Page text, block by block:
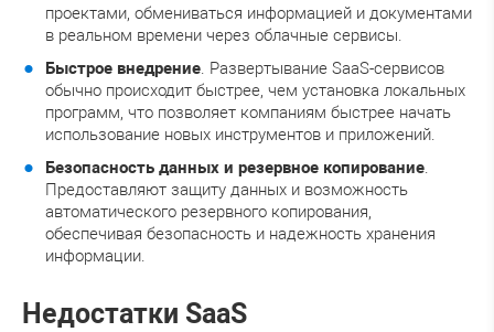
проектами, обмениваться информацией и документами
в реальном времени через облачные сервисы.
Быстрое внедрение. Развертывание SaaS-сервисов
обычно происходит быстрее, чем установка локальных
программ, что позволяет компаниям быстрее начать
использование новых инструментов и приложений.
Безопасность данных и резервное копирование.
Предоставляют защиту данных и возможность
автоматического резервного копирования,
обеспечивая безопасность и надежность хранения
информации.
Недостатки SaaS